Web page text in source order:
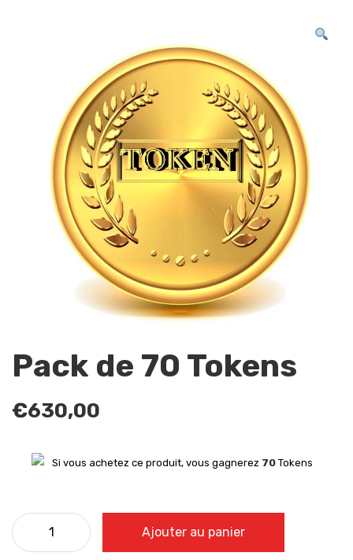
Pack de 70 Tokens
€630,00
Si vous achetez ce produit, vous gagnerez 70 Tokens
quantité de Pack de 70 Tokens
Ajouter au panier